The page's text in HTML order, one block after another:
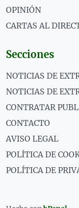
OPINIÓN
CARTAS AL
Secciones
NOTICIAS DE
NOTICIAS DE
CONTRATAR
CONTACTO
AVISO LEGAL
POLÍTICA DE
POLÍTICA DE